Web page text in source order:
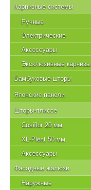
Карнизные системы
Ручные
Электрические
Аксессуары
Эксклюзивные карнизы
Бамбуковые шторы
Японские панели
Шторы-плиссе
Cosiflor 20 мм
XL-Pleat 50 мм
Аксессуары
Фасадные жалюзи
Наружные